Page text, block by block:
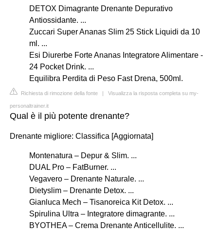
DETOX Dimagrante Drenante Depurativo
Antiossidante. ...
Zuccari Super Ananas Slim 25 Stick Liquidi da 10
ml. ...
Esi Diurerbe Forte Ananas Integratore Alimentare -
24 Pocket Drink. ...
Equilibra Perdita di Peso Fast Drena, 500ml.
Richiesta di rimozione della fonte | Visualizza la risposta completa su my-
personaltrainer.it
Qual è il più potente drenante?
Drenante migliore: Classifica [Aggiornata]
Montenatura – Depur & Slim. ...
DUAL Pro – FatBurner. ...
Vegavero – Drenante Naturale. ...
Dietyslim – Drenante Detox. ...
Gianluca Mech – Tisanoreica Kit Detox. ...
Spirulina Ultra – Integratore dimagrante. ...
BYOTHEA – Crema Drenante Anticellulite. ...